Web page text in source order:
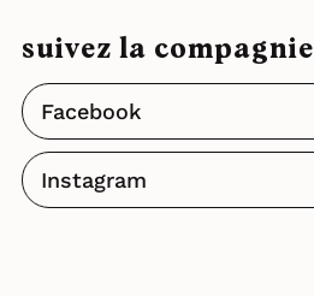
suivez la compagnie
Facebook
Instagram